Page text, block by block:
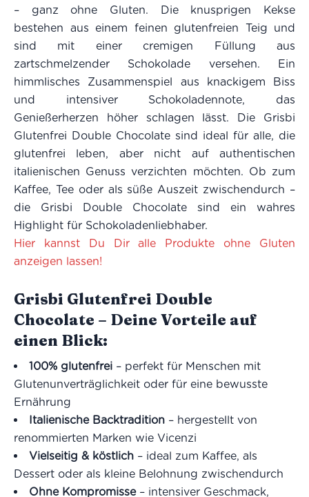
– ganz ohne Gluten. Die knusprigen Kekse
bestehen aus einem feinen glutenfreien Teig und
sind mit einer cremigen Füllung aus
zartschmelzender Schokolade versehen. Ein
himmlisches Zusammenspiel aus knackigem Biss
und intensiver Schokoladennote, das
Genießerherzen höher schlagen lässt. Die Grisbi
Glutenfrei Double Chocolate sind ideal für alle, die
glutenfrei leben, aber nicht auf authentischen
italienischen Genuss verzichten möchten. Ob zum
Kaffee, Tee oder als süße Auszeit zwischendurch –
die Grisbi Double Chocolate sind ein wahres
Highlight für Schokoladenliebhaber.
Hier kannst Du Dir alle Produkte ohne Gluten
anzeigen lassen!
Grisbi Glutenfrei Double
Chocolate – Deine Vorteile auf
einen Blick:
100% glutenfrei – perfekt für Menschen mit
Glutenunverträglichkeit oder für eine bewusste
Ernährung
Italienische Backtradition – hergestellt von
renommierten Marken wie Vicenzi
Vielseitig & köstlich – ideal zum Kaffee, als
Dessert oder als kleine Belohnung zwischendurch
Ohne Kompromisse– intensiver Geschmack,